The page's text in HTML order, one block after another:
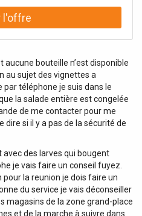
de cygne démontable avec
Masse statique : 80Kg
Découpe du pare-chocs :
universel multiplexé 7
pour protéger
Longueur des fils : 3m de
5m de longueur pour le fil
sur le connecteur du
à la valise : Non Gestion des
manuelle via
bouteille n’est disponible
au sujet des vignettes a
par téléphone je suis dans le
la salade entière est congelée
de me contacter pour me
si il y a pas de la sécurité de
des larves qui bougent
je vais faire un conseil fuyez.
pour la reunion je dois faire un
du service je vais déconseiller
magasins de la zone grand-place
et de la marche à suivre dans